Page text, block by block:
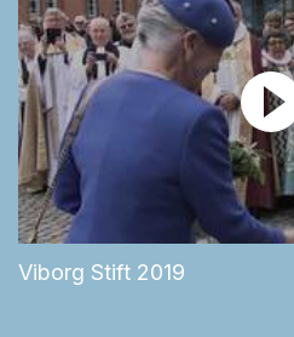
Viborg Stift 2019